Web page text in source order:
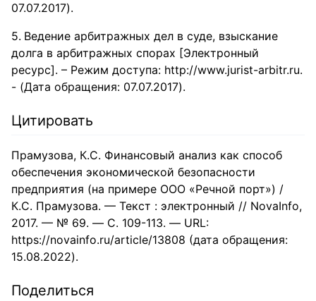
07.07.2017).
Ведение арбитражных дел в суде, взыскание
долга в арбитражных спорах [Электронный
ресурс]. – Режим доступа: http://www.jurist-arbitr.ru.
- (Дата обращения: 07.07.2017).
Цитировать
Прамузова, К.С. Финансовый анализ как способ
обеспечения экономической безопасности
предприятия (на примере ООО «Речной порт») /
К.С. Прамузова. — Текст : электронный // NovaInfo,
2017. — № 69. — С. 109-113. — URL:
https://novainfo.ru/article/13808 (дата обращения:
15.08.2022).
Поделиться